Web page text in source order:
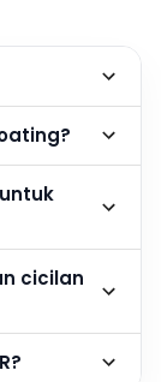
cicilan